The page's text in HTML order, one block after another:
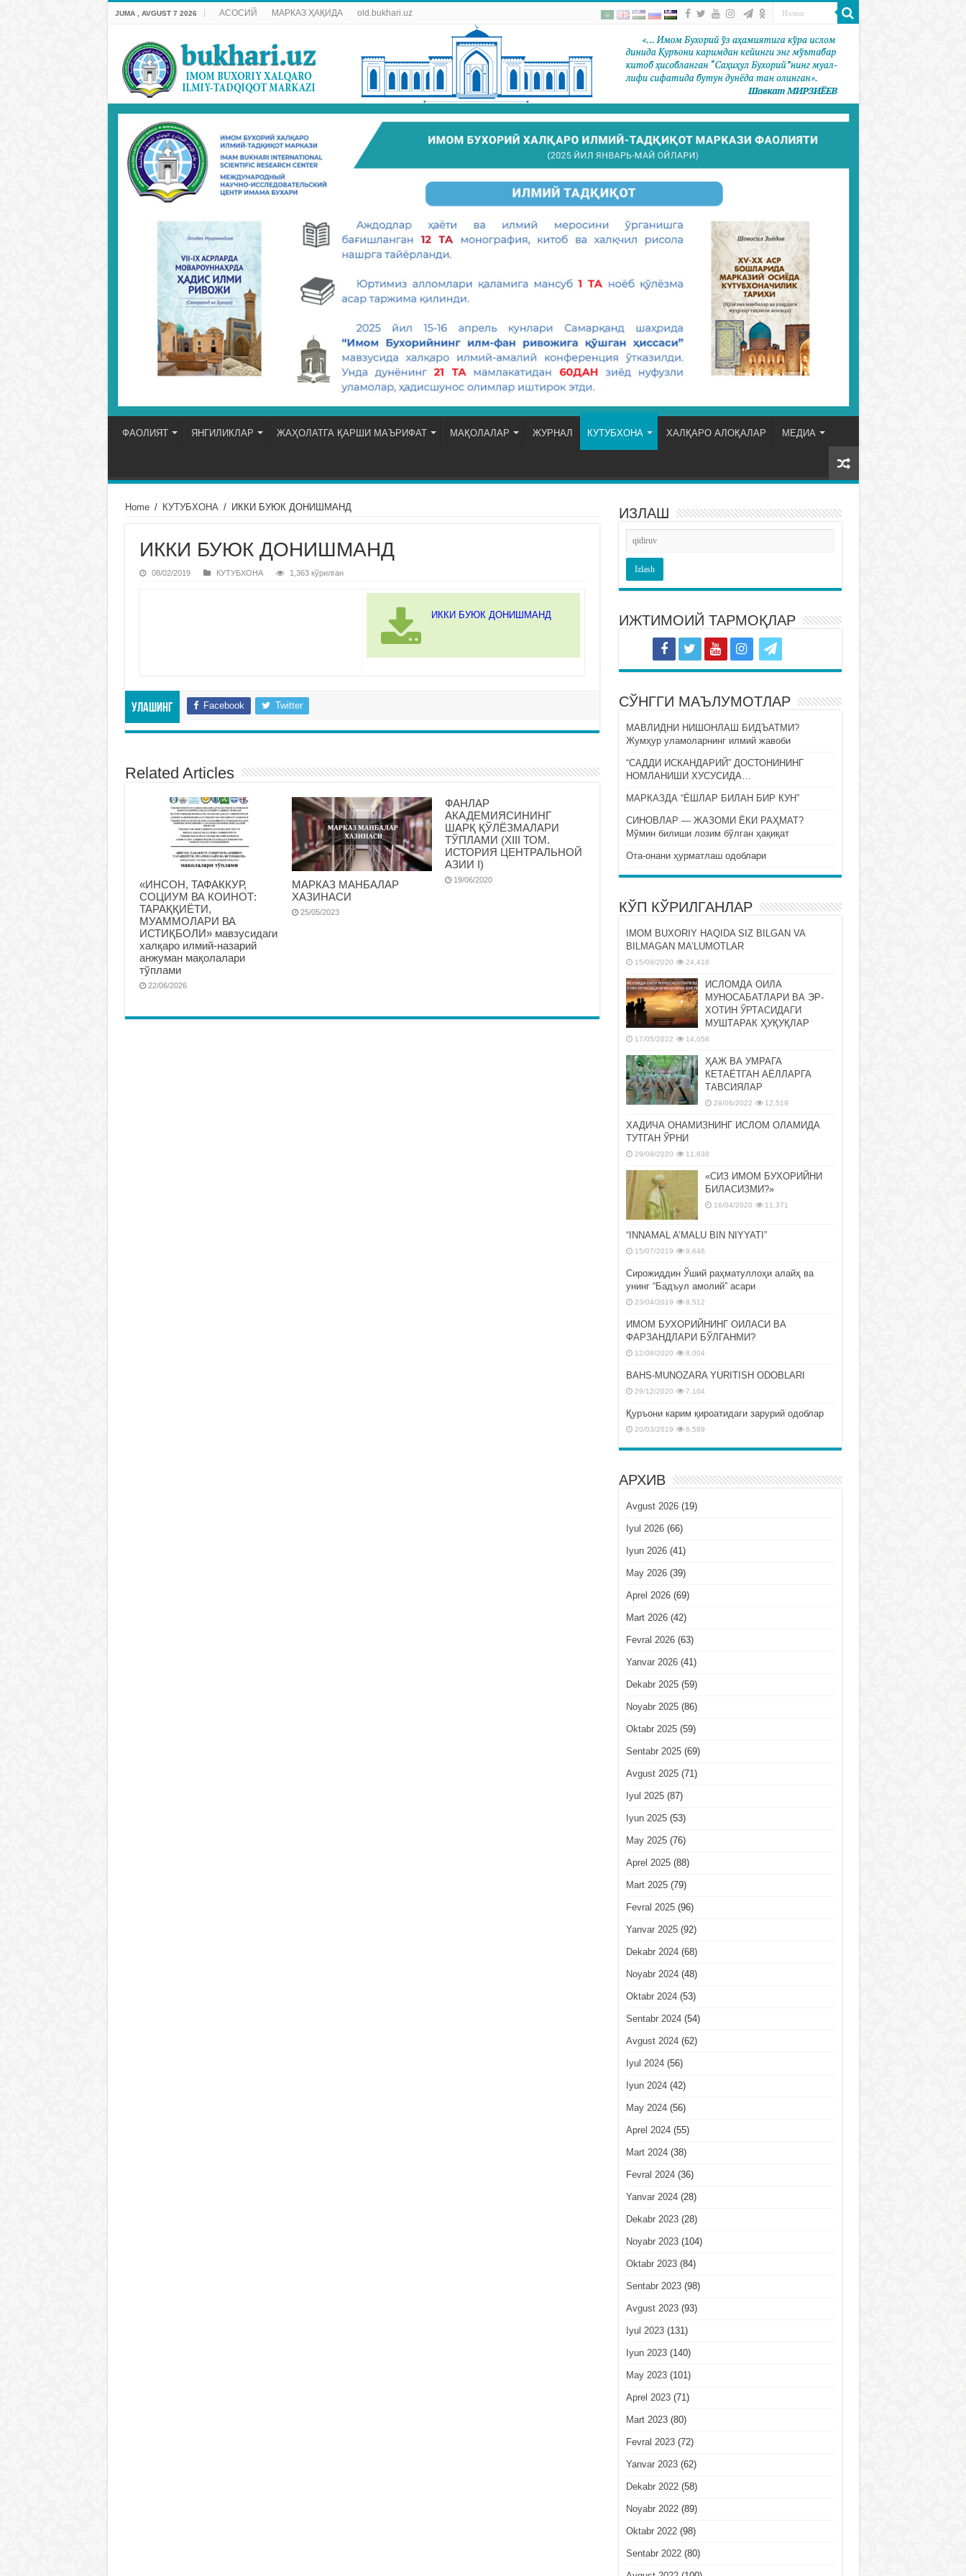
JUMA , AVGUST 7 2026 АСОСИЙ МАРКАЗ ҲАҚИДА old.bukhari.uz
ФАОЛИЯТ ЯНГИЛИКЛАР ЖАҲОЛАТГА ҚАРШИ МАЪРИФАТ МАҚОЛАЛАР ЖУРНАЛ КУТУБХОНА ХАЛҚАРО АЛОҚАЛАР МЕДИА
Home / КУТУБХОНА / ИККИ БУЮК ДОНИШМАНД
ИККИ БУЮК ДОНИШМАНД
08/02/2019 КУТУБХОНА 1,363 кўрилган
ИККИ БУЮК ДОНИШМАНД
Улашинг Facebook Twitter
Related Articles
«ИНСОН, ТАФАККУР,
СОЦИУМ ВА КОИНОТ:
ТАРАҚҚИЁТИ,
МУАММОЛАРИ ВА
ИСТИҚБОЛИ» мавзусидаги
халқаро илмий-назарий
анжуман мақолалари
тўплами
22/06/2026
МАРКАЗ МАНБАЛАР
ХАЗИНАСИ
25/05/2023
ФАНЛАР
АКАДЕМИЯСИНИНГ
ШАРҚ ҚЎЛЁЗМАЛАРИ
ТЎПЛАМИ (XIII ТОМ.
ИСТОРИЯ ЦЕНТРАЛЬНОЙ
АЗИИ I)
19/06/2020
ИЗЛАШ
ИЖТИМОИЙ ТАРМОҚЛАР
СЎНГГИ МАЪЛУМОТЛАР
МАВЛИДНИ НИШОНЛАШ БИДЪАТМИ?
Жумҳур уламоларнинг илмий жавоби
“САДДИ ИСКАНДАРИЙ” ДОСТОНИНИНГ
НОМЛАНИШИ ХУСУСИДА…
МАРКАЗДА “ЁШЛАР БИЛАН БИР КУН”
СИНОВЛАР — ЖАЗОМИ ЁКИ РАҲМАТ?
Мўмин билиши лозим бўлган ҳақиқат
Ота-онани ҳурматлаш одоблари
КЎП КЎРИЛГАНЛАР
IMOM BUXORIY HAQIDA SIZ BILGAN VA
BILMAGAN MA’LUMOTLAR
15/09/2020 24,418
ИСЛОМДА ОИЛА
МУНОСАБАТЛАРИ ВА ЭР-
ХОТИН ЎРТАСИДАГИ
МУШТАРАК ҲУҚУҚЛАР
17/05/2022 14,058
ҲАЖ ВА УМРАГА
КЕТАЁТГАН АЁЛЛАРГА
ТАВСИЯЛАР
29/06/2022 12,519
ХАДИЧА ОНАМИЗНИНГ ИСЛОМ ОЛАМИДА
ТУТГАН ЎРНИ
29/09/2020 11,638
«СИЗ ИМОМ БУХОРИЙНИ
БИЛАСИЗМИ?»
16/04/2020 11,371
“INNAMAL A’MALU BIN NIYYATI”
15/07/2019 9,646
Сирожиддин Ўший раҳматуллоҳи алайҳ ва
унинг “Бадъул амолий” асари
23/04/2019 8,512
ИМОМ БУХОРИЙНИНГ ОИЛАСИ ВА
ФАРЗАНДЛАРИ БЎЛГАНМИ?
12/08/2020 8,004
BAHS-MUNOZARA YURITISH ODOBLARI
29/12/2020 7,104
Қуръони карим қироатидаги зарурий одоблар
20/03/2019 6,589
АРХИВ
Avgust 2026(19)
Iyul 2026(66)
Iyun 2026(41)
May 2026(39)
Aprel 2026(69)
Mart 2026(42)
Fevral 2026(63)
Yanvar 2026(41)
Dekabr 2025(59)
Noyabr 2025(86)
Oktabr 2025(59)
Sentabr 2025(69)
Avgust 2025(71)
Iyul 2025(87)
Iyun 2025(53)
May 2025(76)
Aprel 2025(88)
Mart 2025(79)
Fevral 2025(96)
Yanvar 2025(92)
Dekabr 2024(68)
Noyabr 2024(48)
Oktabr 2024(53)
Sentabr 2024(54)
Avgust 2024(62)
Iyul 2024(56)
Iyun 2024(42)
May 2024(56)
Aprel 2024(55)
Mart 2024(38)
Fevral 2024(36)
Yanvar 2024(28)
Dekabr 2023(28)
Noyabr 2023(104)
Oktabr 2023(84)
Sentabr 2023(98)
Avgust 2023(93)
Iyul 2023(131)
Iyun 2023(140)
May 2023(101)
Aprel 2023(71)
Mart 2023(80)
Fevral 2023(72)
Yanvar 2023(62)
Dekabr 2022(58)
Noyabr 2022(89)
Oktabr 2022(98)
Sentabr 2022(80)